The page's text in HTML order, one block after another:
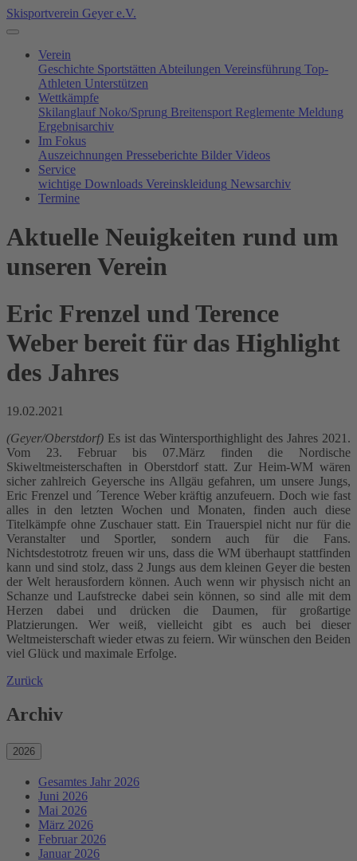
Skisportverein Geyer e.V.
Verein
Geschichte Sportstätten Abteilungen Vereinsführung Top-
Athleten Unterstützen
Wettkämpfe
Skilanglauf Noko/Sprung Breitensport Reglemente Meldung
Ergebnisarchiv
Im Fokus
Auszeichnungen Presseberichte Bilder Videos
Service
wichtige Downloads Vereinskleidung Newsarchiv
Termine
Aktuelle Neuigkeiten rund um
unseren Verein
Eric Frenzel und Terence
Weber bereit für das Highlight
des Jahres
19.02.2021
(Geyer/Oberstdorf) Es ist das Wintersporthighlight des Jahres 2021.
Vom 23. Februar bis 07.März finden die Nordische
Skiweltmeisterschaften in Oberstdorf statt. Zur Heim-WM wären
sicher zahlreich Geyersche ins Allgäu gefahren, um unsere Jungs,
Eric Frenzel und ´Terence Weber kräftig anzufeuern. Doch wie fast
alles in den letzten Wochen und Monaten, finden auch diese
Titelkämpfe ohne Zuschauer statt. Ein Trauerspiel nicht nur für die
Veranstalter und Sportler, sondern auch für die Fans.
Nichtsdestotrotz freuen wir uns, dass die WM überhaupt stattfinden
kann und sind stolz, dass 2 Jungs aus dem kleinen Geyer die besten
der Welt herausfordern können. Auch wenn wir physisch nicht an
Schanze und Laufstrecke dabei sein können, so sind alle mit dem
Herzen dabei und drücken die Daumen, für großartige
Platzierungen. Wer weiß, vielleicht gibt es auch bei dieser
Weltmeisterschaft wieder etwas zu feiern. Wir wünschen den Beiden
viel Glück und maximale Erfolge.
Zurück
Archiv
2026
Gesamtes Jahr 2026
Juni 2026
Mai 2026
März 2026
Februar 2026
Januar 2026